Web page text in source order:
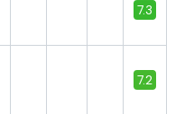
7.3
7.2